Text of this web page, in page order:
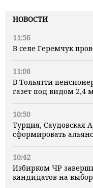
НОВОСТИ
11:56
В селе Геремчук
11:06
В Тольятти
газет под видом 2,4
10:50
Турция, Саудовская
сформировать альянс
10:42
Избирком ЧР
кандидатов на